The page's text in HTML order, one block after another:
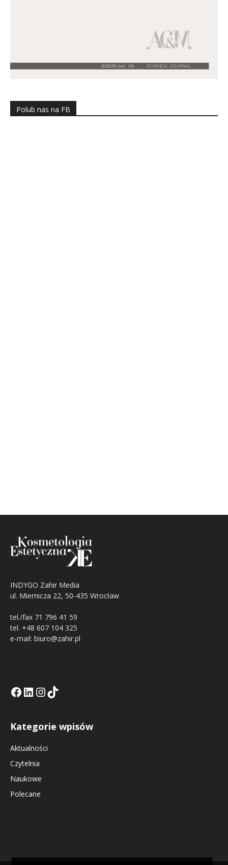
Polub nas na FB
INDYGO Zahir Media
ul. Miernicza 22, 50-435 Wrocław
tel./fax 71 796 41 59
tel. +48 607 104 325
e-mail: biuro@zahir.pl
Facebook
LinkedIn
Tik Tok KEInstagramm KE
Kategorie wpisów
Aktualności
Czytelnia
Naukowe
Polecane